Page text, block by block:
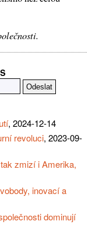
, 2024-12-14
revoluci, 2023-09-
zmizí i Amerika,
inovací a
dominují